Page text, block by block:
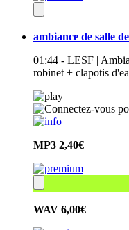
ambiance de salle
01:44 - LESF |
robinet + clapotis
MP3 2,40€
WAV 6,00€